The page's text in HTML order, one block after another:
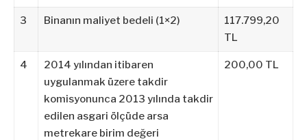
3 Binanın maliyet bedeli (1×2)
117.799,20
TL
4
2014 yılından itibaren
uygulanmak üzere takdir
komisyonunca 2013 yılında takdir
edilen asgari ölçüde arsa
metrekare birim değeri
200,00 TL